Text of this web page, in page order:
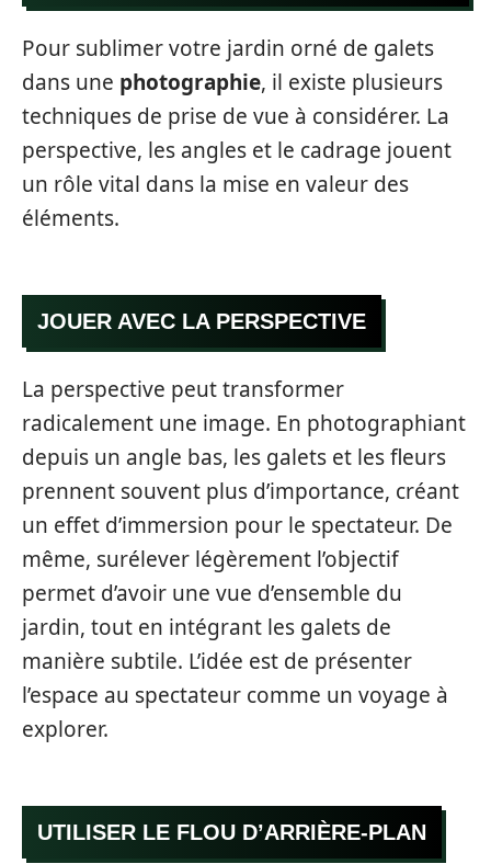
Pour sublimer votre jardin orné de galets
dans une photographie, il existe plusieurs
techniques de prise de vue à considérer. La
perspective, les angles et le cadrage jouent
un rôle vital dans la mise en valeur des
éléments.
JOUER AVEC LA PERSPECTIVE
La perspective peut transformer
radicalement une image. En photographiant
depuis un angle bas, les galets et les fleurs
prennent souvent plus d’importance, créant
un effet d’immersion pour le spectateur. De
même, surélever légèrement l’objectif
permet d’avoir une vue d’ensemble du
jardin, tout en intégrant les galets de
manière subtile. L’idée est de présenter
l’espace au spectateur comme un voyage à
explorer.
UTILISER LE FLOU D’ARRIÈRE-PLAN